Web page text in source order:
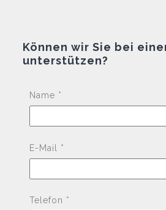
Können wir Sie bei
unterstützen?
Name *
E-Mail *
Telefon *